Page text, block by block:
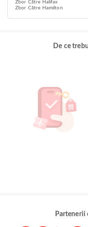
Zbor Către Halifax
Zbor Către Hamilton
De ce
Partenerii